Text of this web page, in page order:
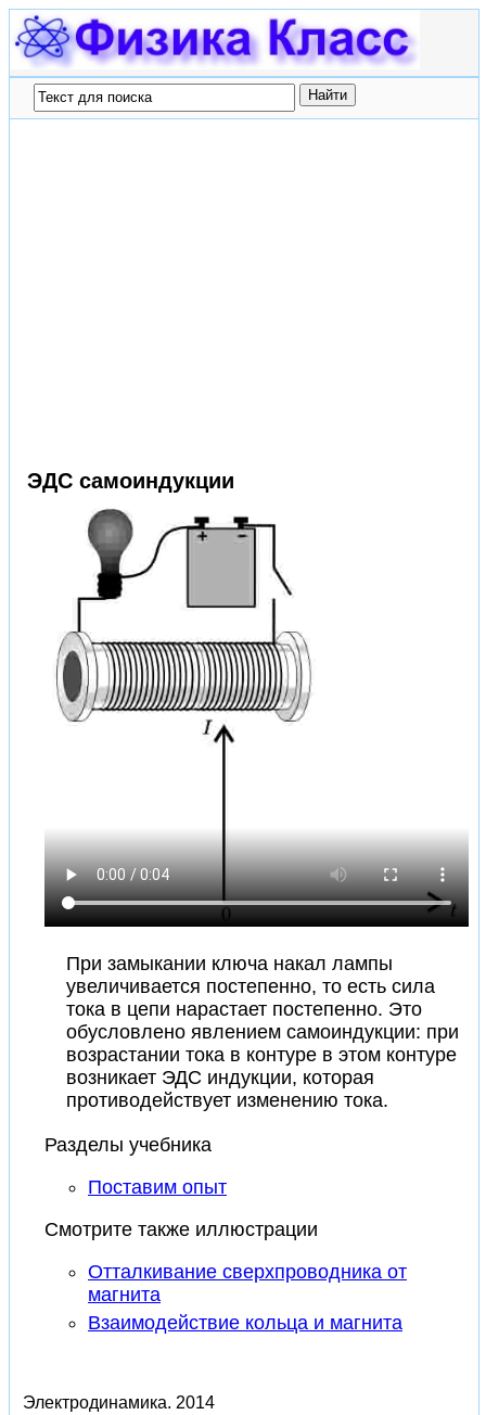
ЭДС самоиндукции
При замыкании ключа накал лампы
увеличивается постепенно, то есть сила
тока в цепи нарастает постепенно. Это
обусловлено явлением самоиндукции: при
возрастании тока в контуре в этом контуре
возникает ЭДС индукции, которая
противодействует изменению тока.
Разделы учебника
Поставим опыт
Смотрите также иллюстрации
Отталкивание сверхпроводника от
магнита
Взаимодействие кольца и магнита
Электродинамика. 2014